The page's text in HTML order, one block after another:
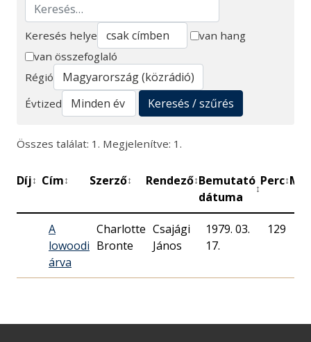
Keresés
Keresés helye
van hang
van összefoglaló
Régió
Évtized
Keresés / szűrés
Összes találat: 1. Megjelenítve: 1.
Díj↕ Cím↕ Szerző↕ Rendező↕Bemutató
dátuma
↕
Perc↕
A
lowoodi
árva
Charlotte
Bronte
Csajági
János
1979. 03.
17.
129